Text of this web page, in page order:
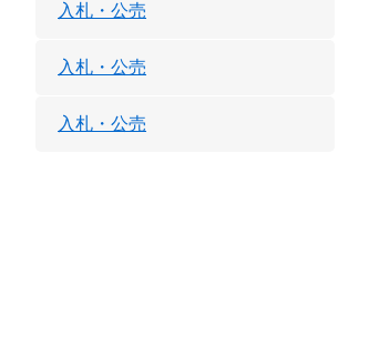
入札・公売
入札・公売
入札・公売